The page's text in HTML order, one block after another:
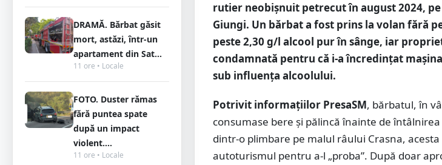
DRAMĂ. Bărbat găsit
mort, astăzi, într-un
apartament din Sat...
11 ore • Locale
FOTO. Duster rămas
fără puntea spate
după un impact
violent....
11 ore • Locale
rutier neobișnuit petrecut în august 2024,
Giungi. Un bărbat a fost prins la volan fără
peste 2,30 g/l alcool pur în sânge, iar
condamnată pentru că i-a încredințat
sub influența alcoolului.
Potrivit informațiilor PresaSM, bărbatul, în
consumase bere și pălincă înainte de
dintr-o plimbare pe malul râului Crasna,
autoturismul pentru a-l „proba”. După doar